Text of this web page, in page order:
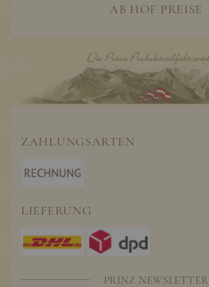
AB HOF PREISE
ZAHLUNGSARTEN
LIEFERUNG
PRINZ NEWSLETTER